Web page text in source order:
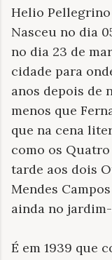
Helio
Nasceu no dia
no dia 23 de
cidade para
anos depois de
menos que
que na cena
como os
tarde aos dois
Mendes
ainda no
É em 1939 que